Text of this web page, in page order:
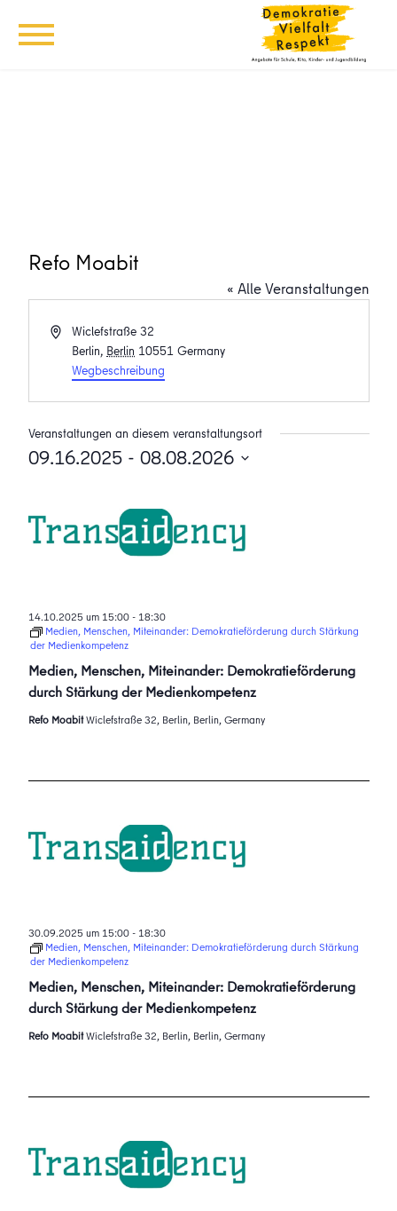
Refo Moabit
« Alle Veranstaltungen
AdresseWiclefstraße 32
Berlin, Berlin 10551 Germany
Wegbeschreibung
Veranstaltungen an diesem veranstaltungsort
09.16.2025 - 08.08.2026
Medien, Menschen, Miteinander: Demokratieförderung
durch Stärkung der Medienkompetenz
14.10.2025 um 15:00- 18:30
Medien, Menschen, Miteinander: Demokratieförderung durch Stärkung
der Medienkompetenz
Refo MoabitWiclefstraße 32, Berlin, Berlin, Germany
Medien, Menschen, Miteinander: Demokratieförderung
durch Stärkung der Medienkompetenz
30.09.2025 um 15:00- 18:30
Medien, Menschen, Miteinander: Demokratieförderung durch Stärkung
der Medienkompetenz
Refo MoabitWiclefstraße 32, Berlin, Berlin, Germany